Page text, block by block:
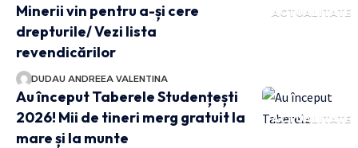
ACTUALITATE
Minerii vin pentru a-și cere
drepturile/ Vezi lista
revendicărilor
DUDAU ANDREEA VALENTINA
ACTUALITATE
Au început Taberele Studențești
2026! Mii de tineri merg gratuit la
mare și la munte